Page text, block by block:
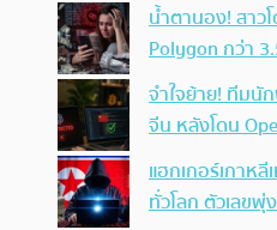
น้ำตานอง! สาว
Polygon กว่า
จำใจย้าย! ทีม
จีน หลังโดน
แฮกเกอร์เกาห
ทั่วโลก ตัวเลขพุ่